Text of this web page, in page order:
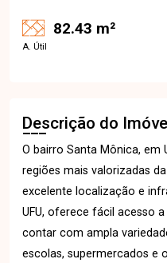
82.43 m²
A. Útil
Descrição do
O bairro Santa Mônica, em
regiões mais valorizadas
excelente localização e
UFU, oferece fácil acesso
contar com ampla
escolas, supermercados e